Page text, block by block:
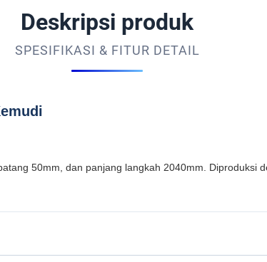
Deskripsi produk
SPESIFIKASI & FITUR DETAIL
50mm, dan panjang langkah 2040mm. Diproduksi